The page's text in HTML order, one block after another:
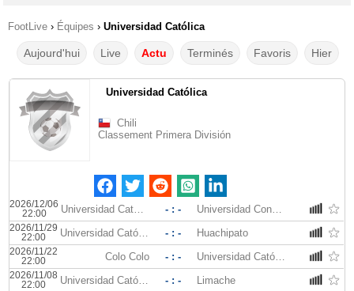
FootLive › Équipes › Universidad Católica
Aujourd'hui Live Actu Terminés Favoris Hier
Universidad Católica
Chili
Classement Primera División
2026/12/06
22:00
Universidad Católica - : - Universidad Concepcion
2026/11/29
22:00
Universidad Católica - : - Huachipato
2026/11/22
22:00
Colo Colo - : - Universidad Católica
2026/11/08
22:00
Universidad Católica - : - Limache